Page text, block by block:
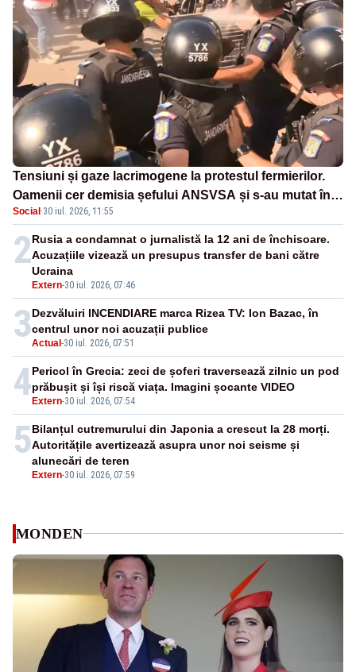
Tensiuni și gaze lacrimogene la protestul fermierilor.
Oamenii cer demisia șefului ANSVSA și s-au mutat în
Piața Victoria– LIVE TEXT
Social ·30 iul. 2026, 11:55
2
Extern-30 iul. 2026, 07:46
Rusia a condamnat o jurnalistă la 12 ani de închisoare.
Acuzațiile vizează un presupus transfer de bani către
Ucraina
3Actual -30 iul. 2026, 07:51
Dezvăluiri INCENDIARE marca Rizea TV: Ion Bazac, în
centrul unor noi acuzații publice
4 Extern-30 iul. 2026, 07:54
Pericol în Grecia: zeci de șoferi traversează zilnic un pod
prăbușit și își riscă viața. Imagini șocante VIDEO
5
Extern-30 iul. 2026, 07:59
Bilanțul cutremurului din Japonia a crescut la 28 morți.
Autoritățile avertizează asupra unor noi seisme și
alunecări de teren
MONDEN